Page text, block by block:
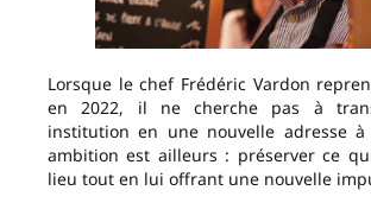
Lorsque le chef Frédéric Vardon
en 2022, il ne cherche pas à
institution en une nouvelle adresse à
ambition est ailleurs : préserver ce
lieu tout en lui offrant une nouvelle